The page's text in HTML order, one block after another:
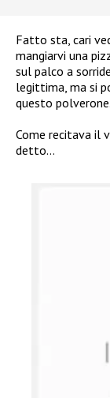
Fatto sta, cari
mangiarvi una
sul palco a
legittima, ma si
questo
Come recitava il
detto…